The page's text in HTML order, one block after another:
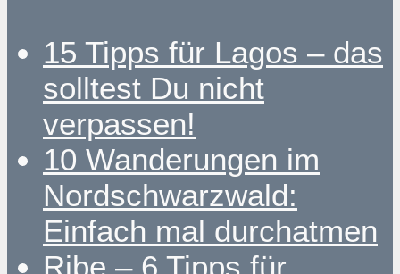
15 Tipps für Lagos – das
solltest Du nicht
verpassen!
10 Wanderungen im
Nordschwarzwald:
Einfach mal durchatmen
Ribe – 6 Tipps für